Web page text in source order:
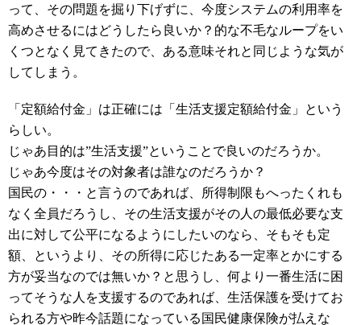
って、その問題を掘り下げずに、今度システムの利用率を
高めさせるにはどうしたら良いか？的な不毛なループをい
くつとなく見てきたので、ある意味それと同じような気が
してしまう。
「定額給付金」は正確には「生活支援定額給付金」という
らしい。
じゃあ目的は”生活支援”ということで良いのだろうか。
じゃあ今度はその対象者は誰なのだろうか？
国民の・・・と言うのであれば、所得制限もへったくれも
なく全員だろうし、その生活支援がその人の最低必要な支
出に対して公平になるようにしたいのなら、そもそも定
額、というより、その所得に応じたある一定率とかにする
方が妥当なのでは無いか？と思うし、何より一番生活に困
ってそうな人を支援するのであれば、生活保護を受けてお
られる方や昨今話題になっている国民健康保険が払えな